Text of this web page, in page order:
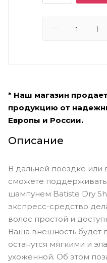
* Наш магазин
продукцию от
Европы и России.
Описание
В дальней поездке
сможете поддерживать
шампунем Batiste Dry
экспресс-средство
волос простой и
Ваша внешность будет
останутся мягкими и
ухоженной. Об этом